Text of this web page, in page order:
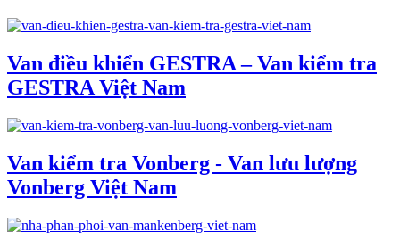
Van điều khiển GESTRA – Van kiểm tra
GESTRA Việt Nam
Van kiểm tra Vonberg - Van lưu lượng
Vonberg Việt Nam